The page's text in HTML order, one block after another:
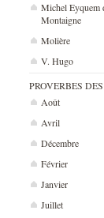
Michel Eyquem
Montaigne
Molière
V. Hugo
PROVERBES
Août
Avril
Décembre
Février
Janvier
Juillet